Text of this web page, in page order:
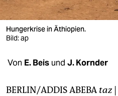
verlag
veranstaltungen
fragen & hilfe
unterstützen
Hungerkrise in Äthiopien.
Bild: ap
Von E. Beis und J. Kornder
BERLIN/ADDIS ABEBA taz |